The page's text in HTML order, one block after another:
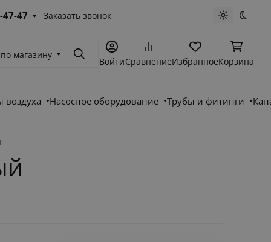
47-47 Заказать звонок Светлая
магазину ПоискВойтиСравнениеИзбранноеКорзина
Насосное оборудование Трубы и фитинги